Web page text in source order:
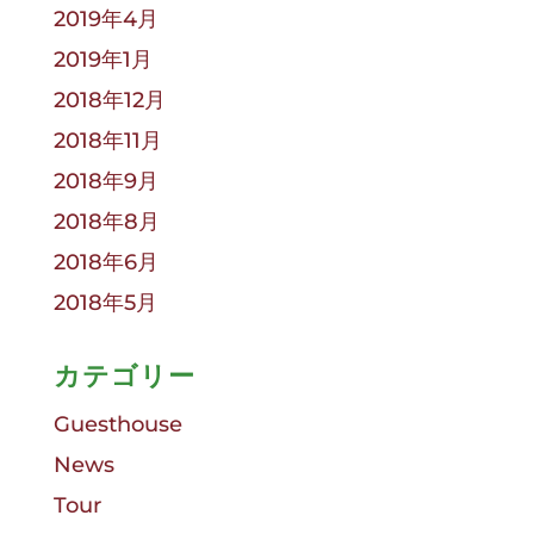
2019年4月
2019年1月
2018年12月
2018年11月
2018年9月
2018年8月
2018年6月
2018年5月
カテゴリー
Guesthouse
News
Tour